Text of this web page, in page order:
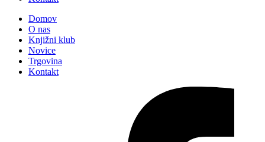
Domov
O nas
Knjižni klub
Novice
Trgovina
Kontakt